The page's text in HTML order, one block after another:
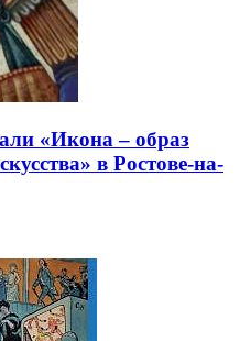
«Икона – образ
в Ростове-на-